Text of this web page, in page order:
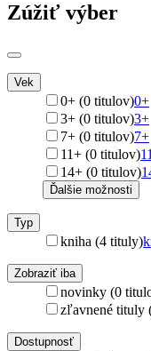
Zúžiť výber
Vek
0+ (0 titulov)0+
3+ (0 titulov)3+
7+ (0 titulov)7+
11+ (0 titulov)
14+ (0 titulov)
Ďalšie možnosti
Typ
kniha (4 tituly)
Zobraziť iba
novinky (0
zľavnené tituly
Dostupnosť